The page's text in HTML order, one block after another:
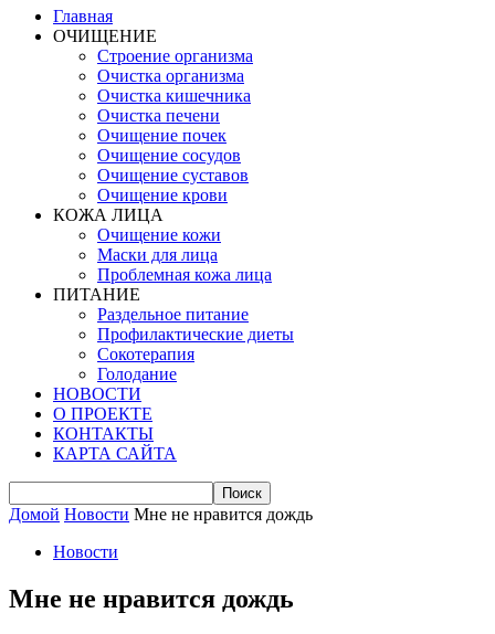
Главная
ОЧИЩЕНИЕ
Строение организма
Очистка организма
Очистка кишечника
Очистка печени
Очищение почек
Очищение сосудов
Очищение суставов
Очищение крови
КОЖА ЛИЦА
Очищение кожи
Маски для лица
Проблемная кожа лица
ПИТАНИЕ
Раздельное питание
Профилактические диеты
Сокотерапия
Голодание
НОВОСТИ
О ПРОЕКТЕ
КОНТАКТЫ
КАРТА САЙТА
Домой Новости Мне не нравится дождь
Новости
Мне не нравится дождь